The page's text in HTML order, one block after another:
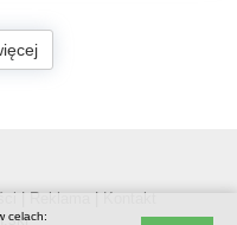
celach:
| Reklama | Kontakt